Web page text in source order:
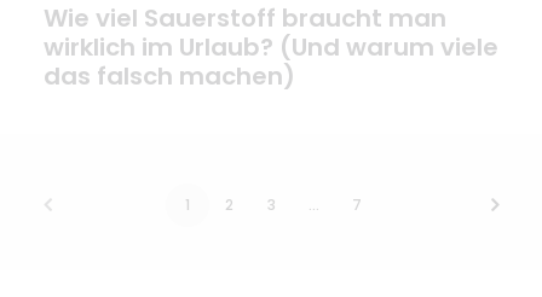
Wie viel Sauerstoff braucht man
wirklich im Urlaub? (Und warum viele
das falsch machen)
1 2 3 … 7